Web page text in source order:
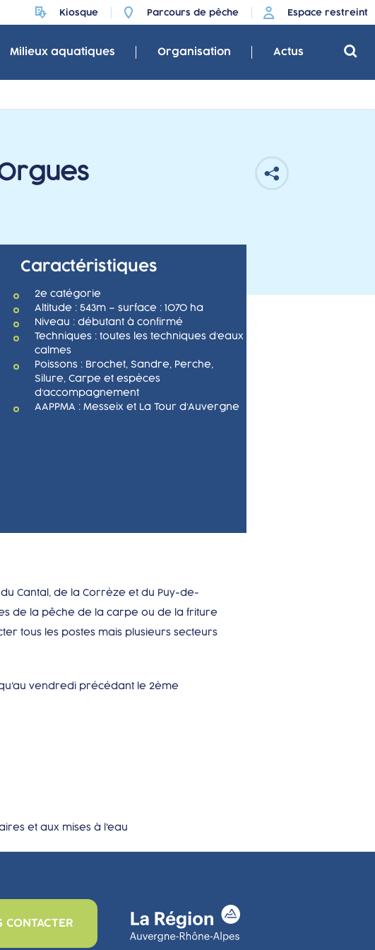
Kiosque Parcours de pêche Espace restreint
Milieux aquatiques Organisation Actus
Caractéristiques
2e catégorie
Altitude : 543m – surface : 1070 ha
Niveau : débutant à confirmé
Techniques : toutes les techniques d’eaux
calmes
Poissons : Brochet, Sandre, Perche,
Silure, Carpe et espèces
d’accompagnement
AAPPMA : Messeix et La Tour d’Auvergne
Cantal, de la Corrèze et du Puy-de-
de la pêche de la carpe ou de la friture
tous les postes mais plusieurs secteurs
vendredi précédant le 2ème
et aux mises à l'eau
CONTACTER